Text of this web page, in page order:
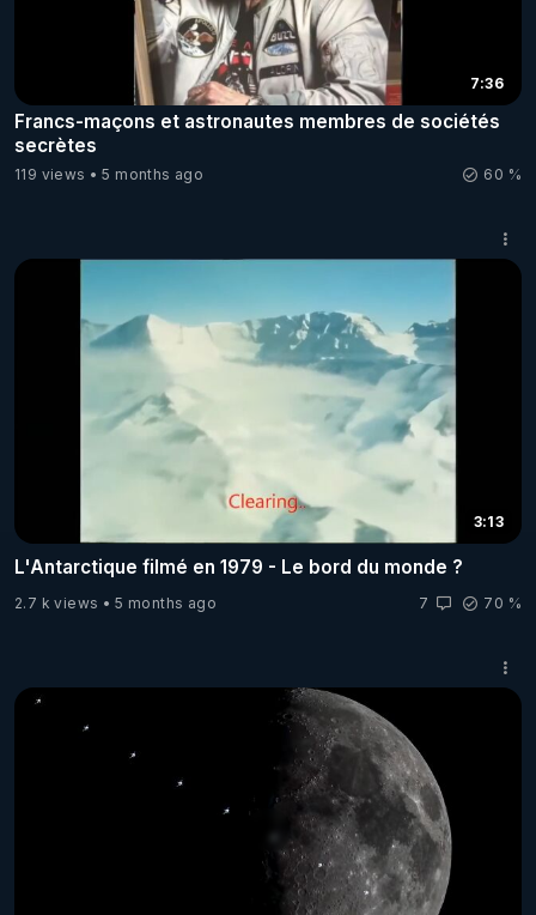
7:36
Francs-maçons et astronautes membres de sociétés
secrètes
119 views 5 months ago 60 %
3:13
L'Antarctique filmé en 1979 - Le bord du monde ?
2.7 k views 5 months ago 7 70 %